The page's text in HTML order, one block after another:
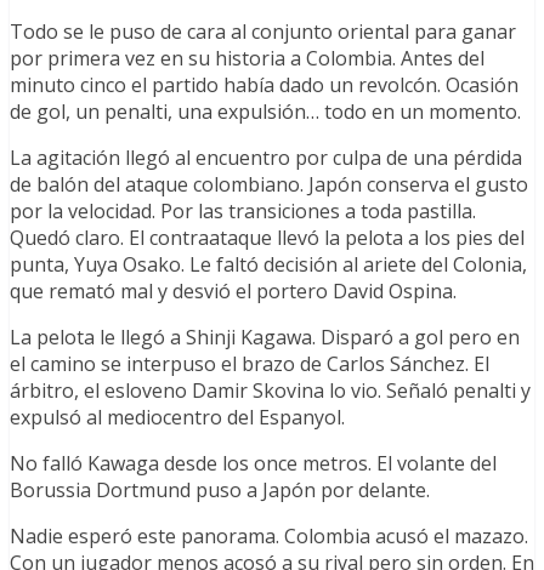
Todo se le puso de cara al conjunto oriental para ganar
por primera vez en su historia a Colombia. Antes del
minuto cinco el partido había dado un revolcón. Ocasión
de gol, un penalti, una expulsión… todo en un momento.
La agitación llegó al encuentro por culpa de una pérdida
de balón del ataque colombiano. Japón conserva el gusto
por la velocidad. Por las transiciones a toda pastilla.
Quedó claro. El contraataque llevó la pelota a los pies del
punta, Yuya Osako. Le faltó decisión al ariete del Colonia,
que remató mal y desvió el portero David Ospina.
La pelota le llegó a Shinji Kagawa. Disparó a gol pero en
el camino se interpuso el brazo de Carlos Sánchez. El
árbitro, el esloveno Damir Skovina lo vio. Señaló penalti y
expulsó al mediocentro del Espanyol.
No falló Kawaga desde los once metros. El volante del
Borussia Dortmund puso a Japón por delante.
Nadie esperó este panorama. Colombia acusó el mazazo.
Con un jugador menos acosó a su rival pero sin orden. En